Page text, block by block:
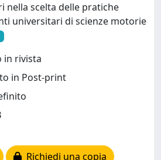
nella scelta delle pratiche
universitari di scienze motorie
in rivista
in Post-print
Richiedi una copia